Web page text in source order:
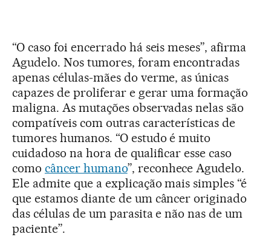
“O caso foi encerrado há seis meses”, afirma
Agudelo. Nos tumores, foram encontradas
apenas células-mães do verme, as únicas
capazes de proliferar e gerar uma formação
maligna. As mutações observadas nelas são
compatíveis com outras características de
tumores humanos. “O estudo é muito
cuidadoso na hora de qualificar esse caso
como câncer humano”, reconhece Agudelo.
Ele admite que a explicação mais simples “é
que estamos diante de um câncer originado
das células de um parasita e não nas de um
paciente”.